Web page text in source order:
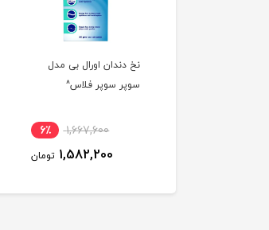
نخ دندان اورال بی مدل
سوپر سوپر فلاس^
1,667,600 6٪
1,582,200 تومان